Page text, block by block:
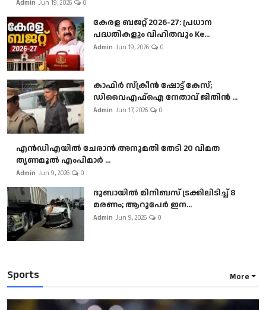
Admin Jun 19, 2026 0
കേരള ബജറ്റ് 2026-27: പ്രധാന
പദ്ധതികളും വിഹിതവും Ke...
Admin Jun 19, 2026 0
കാഫിർ സ്‌ക്രീൻ ഷോട്ട് കേസ്;
ഡിവൈഎഫ്ഐ നേതാവ് ജിതിൻ ...
Admin Jun 17, 2026 0
എൻഡിഎയിൽ ചേരാൻ അനുമതി തേടി 20 വിമത
തൃണമൂൽ എംപിമാർ ...
Admin Jun 9, 2026 0
ദുബായിൽ മിനിബസ്​ ട്രക്കിലിടിച്ച് 8
മരണം; ആറുപേർ ഇന...
Admin Jun 9, 2026 0
Sports More